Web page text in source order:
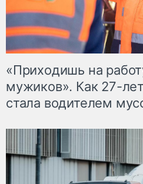
«Приходишь на
мужиков». Как 27-
стала водителем